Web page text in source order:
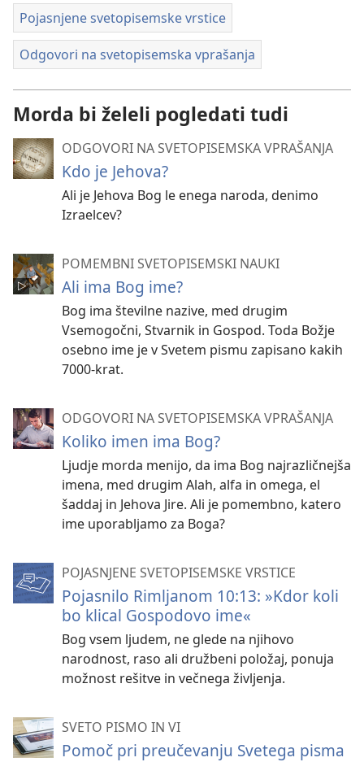
Pojasnjene svetopisemske vrstice
Odgovori na svetopisemska vprašanja
Morda bi želeli pogledati tudi
ODGOVORI NA SVETOPISEMSKA VPRAŠANJA
Kdo je Jehova?
Ali je Jehova Bog le enega naroda, denimo
Izraelcev?
POMEMBNI SVETOPISEMSKI NAUKI
Ali ima Bog ime?
Bog ima številne nazive, med drugim
Vsemogočni, Stvarnik in Gospod. Toda Božje
osebno ime je v Svetem pismu zapisano kakih
7000-krat.
ODGOVORI NA SVETOPISEMSKA VPRAŠANJA
Koliko imen ima Bog?
Ljudje morda menijo, da ima Bog najrazličnejša
imena, med drugim Alah, alfa in omega, el
šaddaj in Jehova Jire. Ali je pomembno, katero
ime uporabljamo za Boga?
POJASNJENE SVETOPISEMSKE VRSTICE
Pojasnilo Rimljanom 10:13: »Kdor koli
bo klical Gospodovo ime«
Bog vsem ljudem, ne glede na njihovo
narodnost, raso ali družbeni položaj, ponuja
možnost rešitve in večnega življenja.
SVETO PISMO IN VI
Pomoč pri preučevanju Svetega pisma